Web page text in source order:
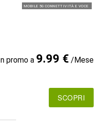
MOBILE 5G CONNETTIVITÀ E VOCE
In promo a 9.99 €/Mese
SCOPRI